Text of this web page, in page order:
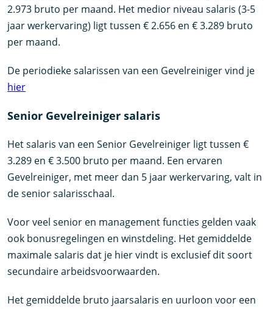
2.973 bruto per maand. Het medior niveau salaris (3-5
jaar werkervaring) ligt tussen € 2.656 en € 3.289 bruto
per maand.
De periodieke salarissen van een Gevelreiniger vind je
hier
Senior Gevelreiniger salaris
Het salaris van een Senior Gevelreiniger ligt tussen €
3.289 en € 3.500 bruto per maand. Een ervaren
Gevelreiniger, met meer dan 5 jaar werkervaring, valt in
de senior salarisschaal.
Voor veel senior en management functies gelden vaak
ook bonusregelingen en winstdeling. Het gemiddelde
maximale salaris dat je hier vindt is exclusief dit soort
secundaire arbeidsvoorwaarden.
Het gemiddelde bruto jaarsalaris en uurloon voor een